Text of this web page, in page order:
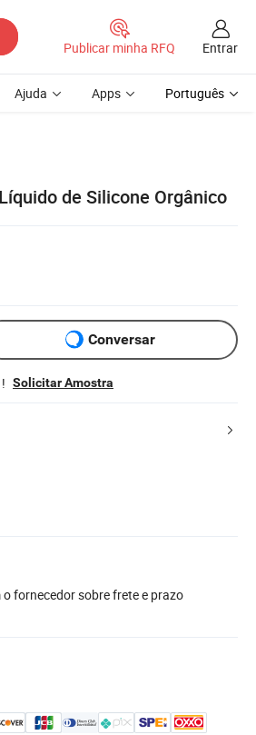
Publicar minha RFQ Entrar
Ajuda Apps Português
de Silicone Orgânico
Conversar
! Solicitar Amostra
fornecedor sobre frete e prazo